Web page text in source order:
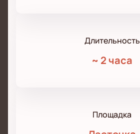
Длительность
~ 2 часа
Площадка